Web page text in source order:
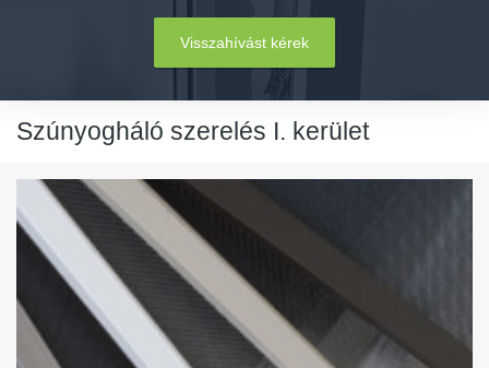
Visszahívást kérek
Szúnyogháló szerelés I. kerület